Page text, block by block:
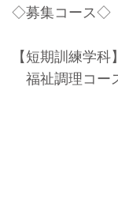
◇募集コース◇
【短期訓練学科】
福祉調理